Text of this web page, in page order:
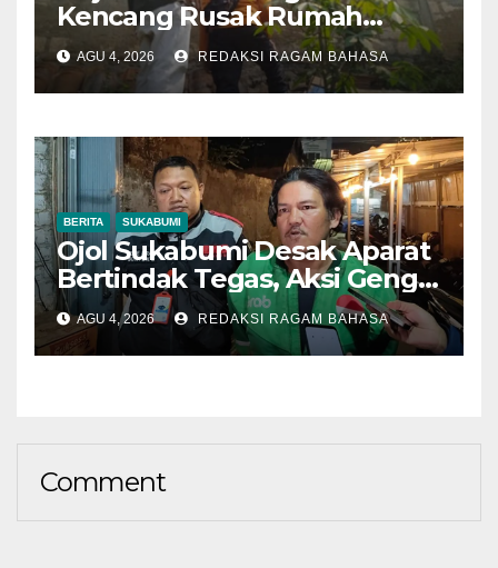
Kencang Rusak Rumah
Warga di Dramaga, BPBD
Lakukan Pendataan
AGU 4, 2026 REDAKSI RAGAM BAHASA
BERITA SUKABUMI
Ojol Sukabumi Desak Aparat
Bertindak Tegas, Aksi Geng
Motor Dinilai Semakin
Mengancam Keselamatan
AGU 4, 2026 REDAKSI RAGAM BAHASA
Comment